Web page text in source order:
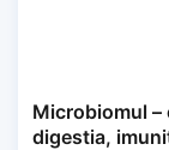
Microbiomul
digestia,